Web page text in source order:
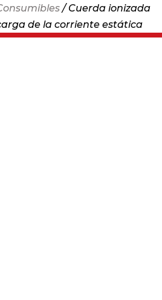
/ Cuerda ionizada
de la corriente estática